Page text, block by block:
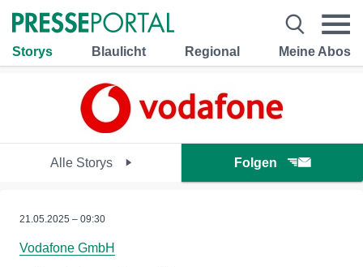
Storys Blaulicht Regional Meine Abos
Alle Storys Folgen
21.05.2025 – 09:30
Vodafone GmbH